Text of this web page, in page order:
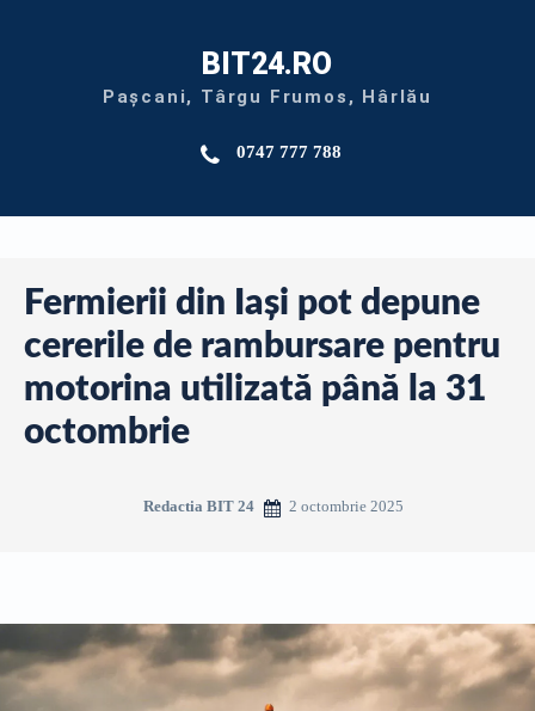
BIT24.RO
Pașcani, Târgu Frumos, Hârlău
0747 777 788
Fermierii din Iași pot depune
cererile de rambursare pentru
motorina utilizată până la 31
octombrie
Redactia BIT 24 2 octombrie 2025